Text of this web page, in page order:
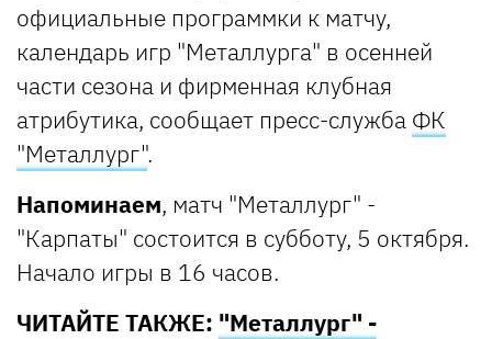
официальные программки к матчу,
календарь игр "Металлурга" в осенней
части сезона и фирменная клубная
атрибутика, сообщает пресс-служба ФК
"Металлург".
Напоминаем, матч "Металлург" -
"Карпаты" состоится в субботу, 5 октября.
Начало игры в 16 часов.
ЧИТАЙТЕ ТАКЖЕ: "Металлург" -